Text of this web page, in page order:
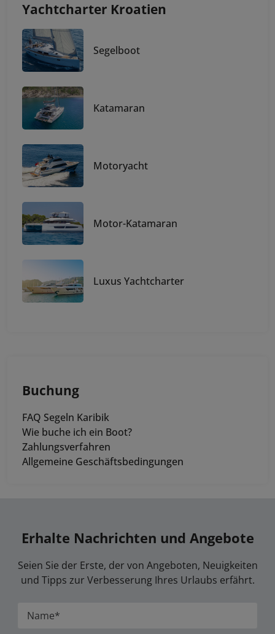
Yachtcharter Kroatien
Segelboot
Katamaran
Motoryacht
Motor-Katamaran
Luxus Yachtcharter
Buchung
FAQ Segeln Karibik
Wie buche ich ein Boot?
Zahlungsverfahren
Allgemeine Geschäftsbedingungen
Erhalte Nachrichten und Angebote
Seien Sie der Erste, der von Angeboten, Neuigkeiten
und Tipps zur Verbesserung Ihres Urlaubs erfährt.